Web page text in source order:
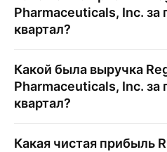
Pharmaceuticals, Inc. за
квартал?
Какой была выручка
Pharmaceuticals, Inc. за
квартал?
Какая чистая прибыль